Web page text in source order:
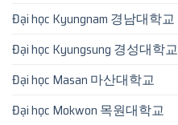
Đại học Kyungnam 경남대학교
Đại học Kyungsung 경성대학교
Đại học Masan 마산대학교
Đại học Mokwon 목원대학교